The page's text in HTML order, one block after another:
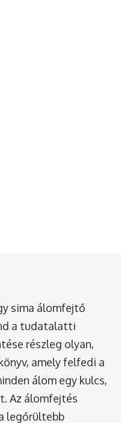
sima álomfejtő
a tudatalatti
részleg olyan,
amely felfedi a
álom egy kulcs,
Az álomfejtés
legőrültebb